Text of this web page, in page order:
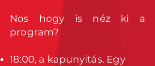
Nos hogy is néz ki a
program?
18:00, a kapunyitás. Egy